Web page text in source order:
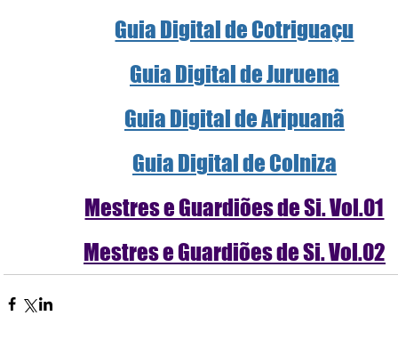
Guia Digital de Cotriguaçu
Guia Digital de Juruena
Guia Digital de Aripuanã
Guia Digital de Colniza
Mestres e Guardiões de Si. Vol.01
Mestres e Guardiões de Si. Vol.02